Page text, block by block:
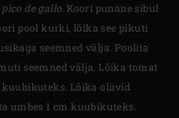
pico de gallo. Koori punane sibul
pool kurki, lõika see pikuti
seemned välja. Poolita
seemned välja. Lõika tomat
Lõika oliivid
umbes 1 cm kuubikuteks.